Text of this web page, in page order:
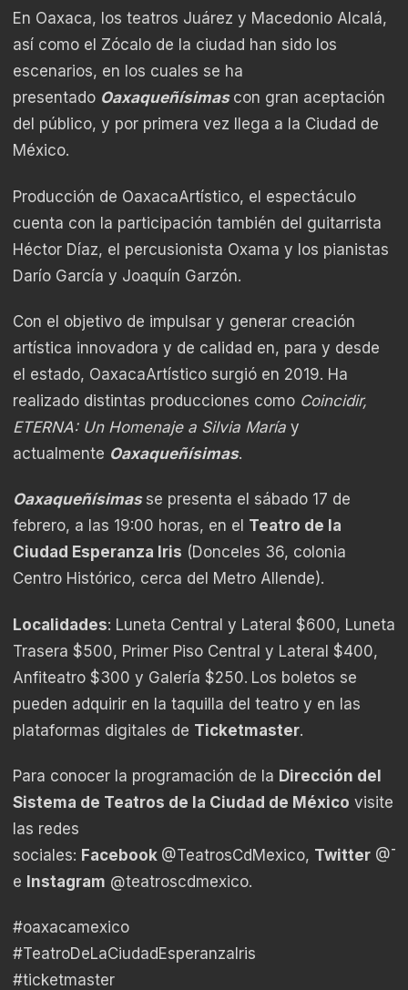
En Oaxaca, los teatros Juárez y Macedonio Alcalá,
así como el Zócalo de la ciudad han sido los
escenarios, en los cuales se ha
presentado Oaxaqueñísimas con gran aceptación
del público, y por primera vez llega a la Ciudad de
México.
Producción de OaxacaArtístico, el espectáculo
cuenta con la participación también del guitarrista
Héctor Díaz, el percusionista Oxama y los pianistas
Darío García y Joaquín Garzón.
Con el objetivo de impulsar y generar creación
artística innovadora y de calidad en, para y desde
el estado, OaxacaArtístico surgió en 2019. Ha
realizado distintas producciones como Coincidir,
ETERNA: Un Homenaje a Silvia María y
actualmente Oaxaqueñísimas.
Oaxaqueñísimas se presenta el sábado 17 de
febrero, a las 19:00 horas, en el Teatro de la
Ciudad Esperanza Iris (Donceles 36, colonia
Centro Histórico, cerca del Metro Allende).
Localidades: Luneta Central y Lateral $600, Luneta
Trasera $500, Primer Piso Central y Lateral $400,
Anfiteatro $300 y Galería $250. Los boletos se
pueden adquirir en la taquilla del teatro y en las
plataformas digitales de Ticketmaster.
Para conocer la programación de la Dirección del
Sistema de Teatros de la Ciudad de México visite
las redes
sociales: Facebook @TeatrosCdMexico, Twitter
e Instagram @teatroscdmexico.
#oaxacamexico
#TeatroDeLaCiudadEsperanzaIris
#ticketmaster